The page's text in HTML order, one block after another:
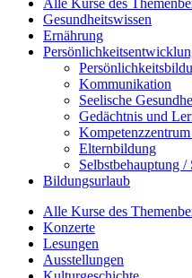
Gesundheitswissen
Ernährung
Kommunikation
Seelische
Gedächtnis und
Elternbildung
Selbstbehauptung
Bildungsurlaub
Alle Kurse des
Konzerte
Lesungen
Ausstellungen